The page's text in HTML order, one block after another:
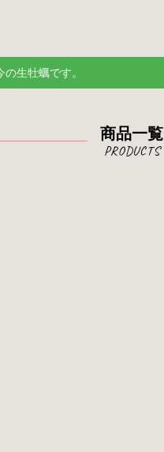
の生牡蠣です。
商品一覧